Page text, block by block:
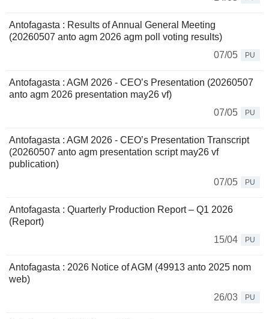
Antofagasta : Results of Annual General Meeting
(20260507 anto agm 2026 agm poll voting results)
07/05
PU
Antofagasta : AGM 2026 - CEO’s Presentation (20260507
anto agm 2026 presentation may26 vf)
07/05
PU
Antofagasta : AGM 2026 - CEO’s Presentation Transcript
(20260507 anto agm presentation script may26 vf
publication)
07/05
PU
Antofagasta : Quarterly Production Report – Q1 2026
(Report)
15/04
PU
Antofagasta : 2026 Notice of AGM (49913 anto 2025 nom
web)
26/03
PU